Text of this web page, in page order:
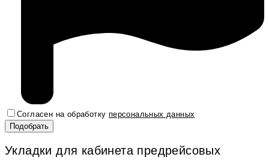
Согласен на обработку персональных данных
Укладки для кабинета предрейсовых